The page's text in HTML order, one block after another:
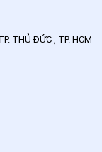
THỦ ĐỨC , TP. HCM